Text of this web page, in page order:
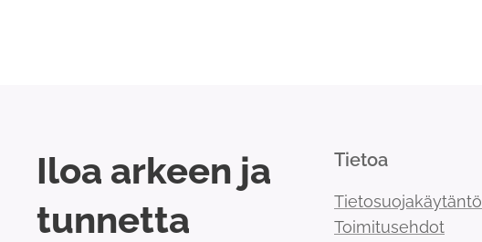
Iloa arkeen ja
tunnetta
Tietoa
Tietosuojakäytäntö
Toimitusehdot